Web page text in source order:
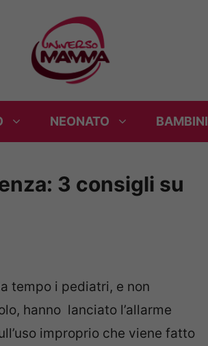
NEONATO BAMBINI
3 consigli su
tempo i pediatri, e non
hanno lanciato l’allarme
improprio che viene fatto